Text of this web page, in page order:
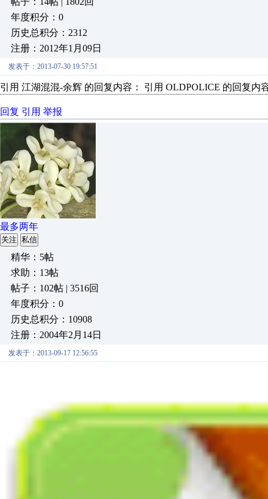
年度积分：0
历史总积分：2312
注册：2012年1月09日
发表于：2013-07-30 19:57:51
引用 江湖混混-余辉 的回复内容： 引用 OLDPOLICE 的回复内
回复 引用 举报
最多两年
关注 私信
精华：5帖
求助：13帖
帖子：102帖 | 3516回
年度积分：0
历史总积分：10908
注册：2004年2月14日
发表于：2013-09-17 12:56:55